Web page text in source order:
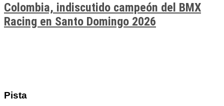
Colombia, indiscutido campeón del BMX
Racing en Santo Domingo 2026
Pista